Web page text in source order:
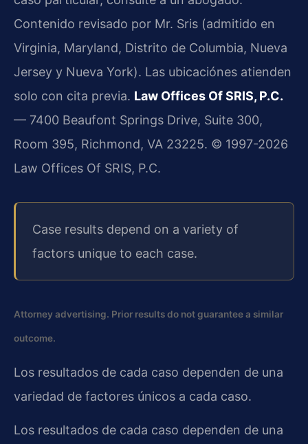
Contenido revisado por Mr. Sris (admitido en
Virginia, Maryland, Distrito de Columbia, Nueva
Jersey y Nueva York). Las ubicaciónes atienden
solo con cita previa. Law Offices Of SRIS, P.C.
— 7400 Beaufont Springs Drive, Suite 300,
Room 395, Richmond, VA 23225. © 1997-2026
Law Offices Of SRIS, P.C.
Case results depend on a variety of
factors unique to each case.
Attorney advertising. Prior results do not guarantee a similar
outcome.
Los resultados de cada caso dependen de una
variedad de factores únicos a cada caso.
Los resultados de cada caso dependen de una